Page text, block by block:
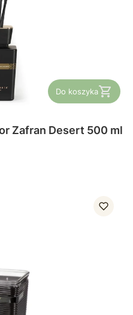
Do koszyka
Zafran Desert 500 ml